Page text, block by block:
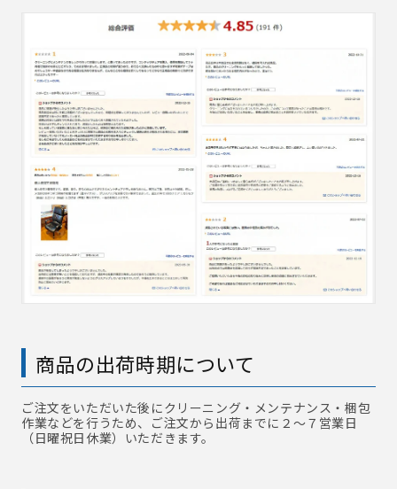
商品の出荷時期について
ご注文をいただいた後にクリーニング・メンテナンス・梱包
作業などを行うため、ご注文から出荷までに２～７営業日
（日曜祝日休業）いただきます。